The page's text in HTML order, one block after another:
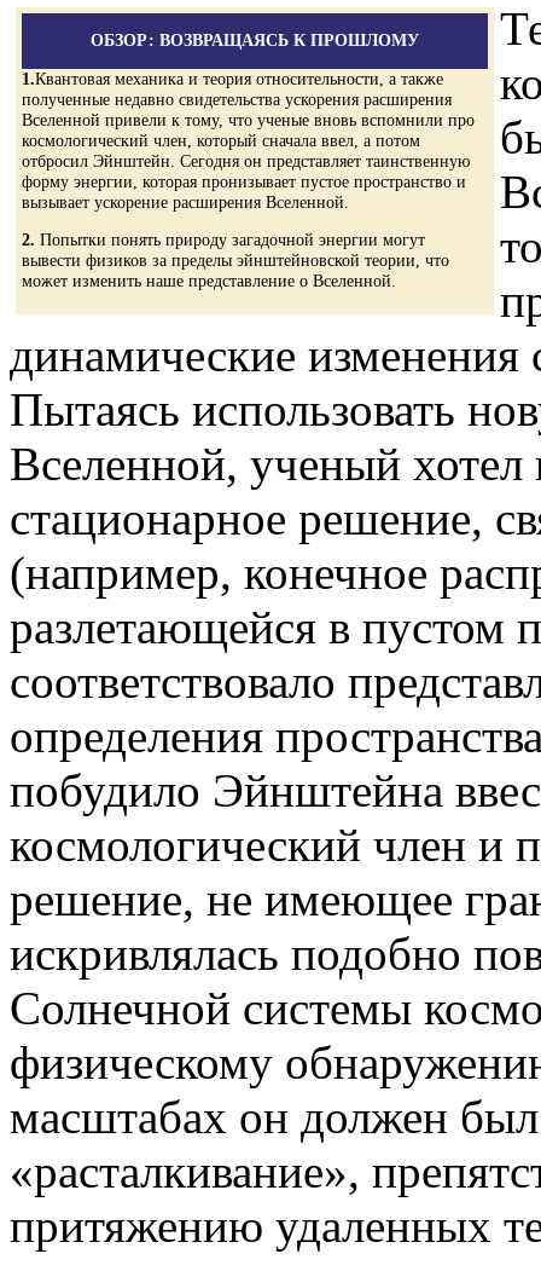
ОБЗОР: ВОЗВРАЩАЯСЬ К ПРОШЛОМУ
1.Квантовая механика и теория относительности, а также
полученные недавно свидетельства ускорения расширения
Вселенной привели к тому, что ученые вновь вспомнили про
космологический член, который сначала ввел, а потом
отбросил Эйнштейн. Сегодня он представляет таинственную
форму энергии, которая пронизывает пустое пространство и
вызывает ускорение расширения Вселенной.
2. Попытки понять природу загадочной энергии могут
вывести физиков за пределы эйнштейновской теории, что
может изменить наше представление о Вселенной.
динамические изменения
Пытаясь использовать
Вселенной, ученый хотел
стационарное решение,
(например, конечное
разлетающейся в пустом
соответствовало
определения
побудило Эйнштейна
космологический член и
решение, не имеющее
искривлялась подобно
Солнечной системы
физическому
масштабах он должен был
«расталкивание»,
притяжению удаленных